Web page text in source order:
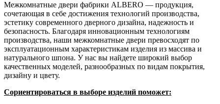
Межкомнатные двери фабрики ALBERO — продукция,
сочетающая в себе достижения технологий производства,
эстетику современного дверного дизайна, надежность и
безопасность. Благодаря инновационным технологиям
производства, наши межкомнатные двери превосходят по
эксплуатационным характеристикам изделия из массива и
натурального шпона. У нас вы найдете широкий выбор
качественных моделей, разнообразных по видам покрытия,
дизайну и цвету.
Сориентироваться в выборе изделий поможет: